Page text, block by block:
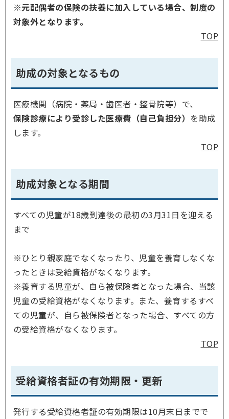
※元配偶者の保険の扶養に加入している場合、制度の
対象外となります。
TOP
助成の対象となるもの
医療機関（病院・薬局・歯医者・整骨院等）で、
保険診療により受診した医療費（自己負担分） を助成
します。
TOP
助成対象となる期間
すべての児童が18歳到達後の最初の3月31日を迎える
まで
※ひとり親家庭でなくなったり、児童を養育しなくな
ったときは受給資格がなくなります。
※養育する児童が、自ら被保険者となった場合、当該
児童の受給資格がなくなります。また、養育するすべ
ての児童が、自ら被保険者となった場合、すべての方
の受給資格がなくなります。
TOP
受給資格者証の有効期限・更新
発行する受給資格者証の有効期限は10月末日までで